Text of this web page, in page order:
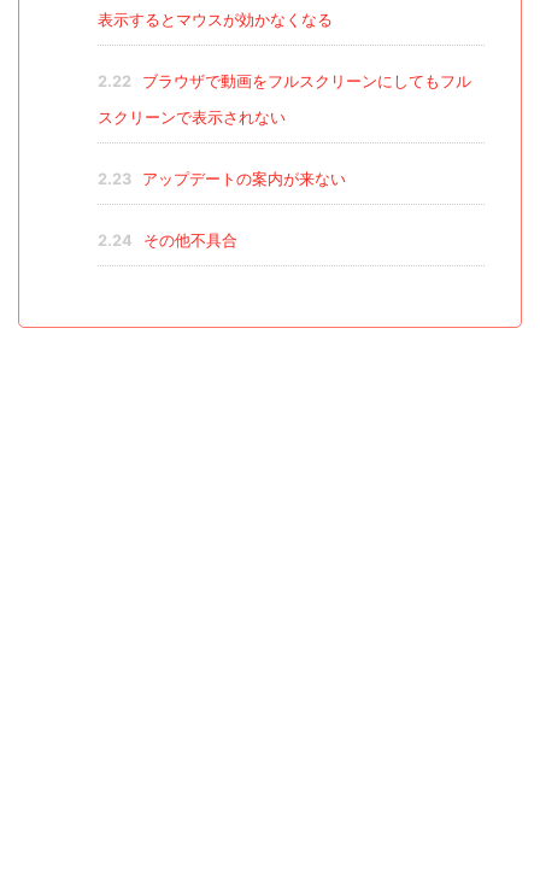
表示するとマウスが効かなくなる
2.22
ブラウザで動画をフルスクリーンにしてもフル
スクリーンで表示されない
2.23 アップデートの案内が来ない
2.24 その他不具合